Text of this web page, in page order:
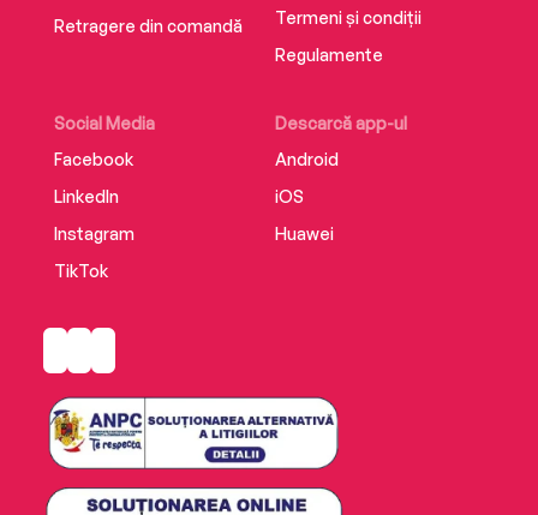
Retragere din comandă
Social Media
Facebook
LinkedIn
Instagram
TikTok
Descarcă app-ul
Android
iOS
Huawei
Termeni și condiții
Regulamente